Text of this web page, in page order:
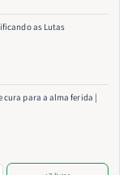
as Lutas
cura para a alma ferida |